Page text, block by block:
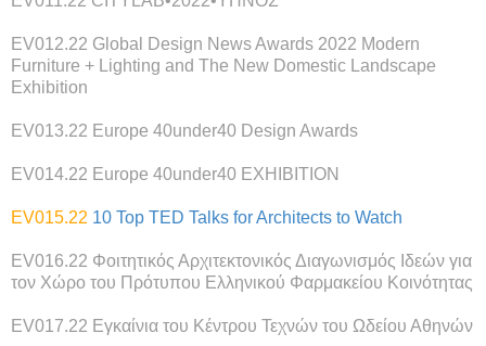
EV012.22 Global Design News Awards 2022 Modern
Furniture + Lighting and The New Domestic Landscape
Exhibition
EV013.22 Europe 40under40 Design Awards
EV014.22 Europe 40under40 EXHIBITION
EV015.22 10 Top TED Talks for Architects to Watch
EV016.22 Φοιτητικός Αρχιτεκτονικός Διαγωνισμός Ιδεών για
τον Χώρο του Πρότυπου Ελληνικού Φαρμακείου Κοινότητας
EV017.22 Εγκαίνια του Κέντρου Τεχνών του Ωδείου Αθηνών